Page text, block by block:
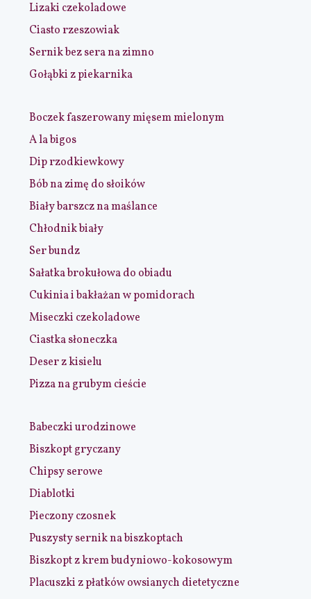
Lizaki czekoladowe
Ciasto rzeszowiak
Sernik bez sera na zimno
Gołąbki z piekarnika
Boczek faszerowany mięsem mielonym
A la bigos
Dip rzodkiewkowy
Bób na zimę do słoików
Biały barszcz na maślance
Chłodnik biały
Ser bundz
Sałatka brokułowa do obiadu
Cukinia i bakłażan w pomidorach
Miseczki czekoladowe
Ciastka słoneczka
Deser z kisielu
Pizza na grubym cieście
Babeczki urodzinowe
Biszkopt gryczany
Chipsy serowe
Diablotki
Pieczony czosnek
Puszysty sernik na biszkoptach
Biszkopt z krem budyniowo-kokosowym
Placuszki z płatków owsianych dietetyczne